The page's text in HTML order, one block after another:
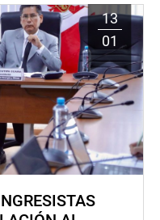
13
01